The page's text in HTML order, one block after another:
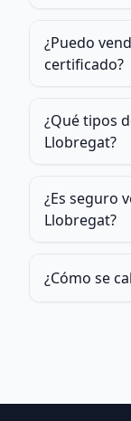
¿Puedo
certificado?
¿Qué tipos
Llobregat?
¿Es seguro
Llobregat?
¿Cómo se